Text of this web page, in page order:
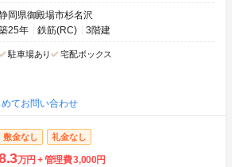
岡県御殿場市杉名沢
25年
鉄筋(RC) 3階建
駐車場あり 宅配ボックス
てお問い合わせ
敷金なし 礼金なし
万円 管理費3,000円